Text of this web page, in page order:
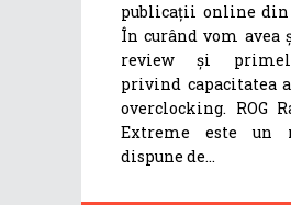
publicații online din
În curând vom avea
review și
privind capacitatea
overclocking. ROG
Extreme este un
dispune de